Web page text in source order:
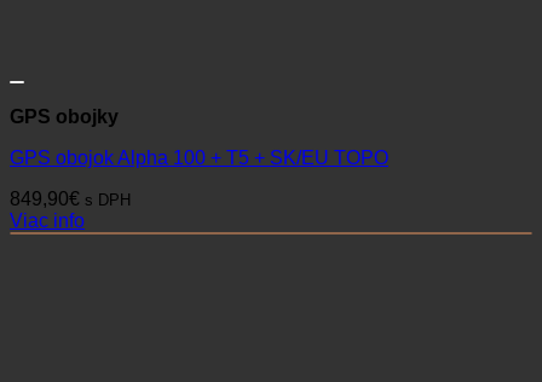
GPS obojky
GPS obojok Alpha 100 + T5 + SK/EU TOPO
849,90€ s DPH
Viac info